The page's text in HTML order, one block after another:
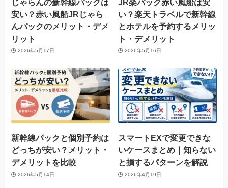
じゃらんの新幹線パックは
安い？赤い風船JRじゃら
んパックのメリット・デメ
リット
2026年5月17日
JR楽パック赤い風船は安
い？楽天トラベルで新幹線
とホテルを予約するメリッ
ト・デメリット
2026年5月16日
新幹線パックと個別予約は
どっちが安い？メリット・
デメリットを比較
2026年5月14日
スマートEXで変更できな
いケースまとめ｜知らない
と損するパターンを解説
2026年4月19日